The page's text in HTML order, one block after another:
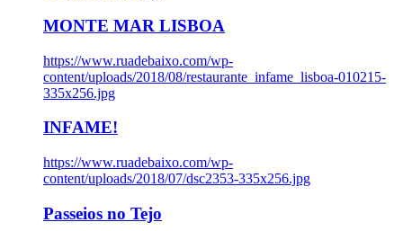
MONTE MAR LISBOA
https://www.ruadebaixo.com/wp-
content/uploads/2018/08/restaurante_infame_lisboa-010215-
335x256.jpg
INFAME!
https://www.ruadebaixo.com/wp-
content/uploads/2018/07/dsc2353-335x256.jpg
Passeios no Tejo